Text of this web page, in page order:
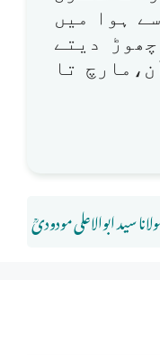
ہوا میں
دیتے
تا
سید ابوالاعلی مودودیؒ